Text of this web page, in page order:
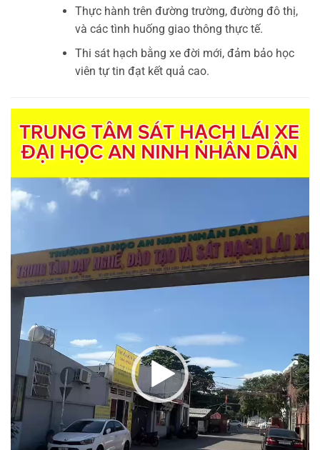
Thực hành trên đường trường, đường đô thị,
và các tình huống giao thông thực tế.
Thi sát hạch bằng xe đời mới, đảm bảo học
viên tự tin đạt kết quả cao.
Video